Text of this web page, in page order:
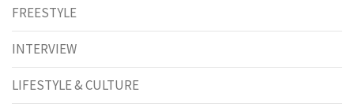
FREESTYLE
INTERVIEW
LIFESTYLE & CULTURE